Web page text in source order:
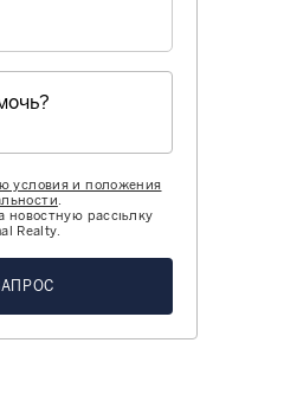
условия и положения
.
новостную рассылку
Realty.